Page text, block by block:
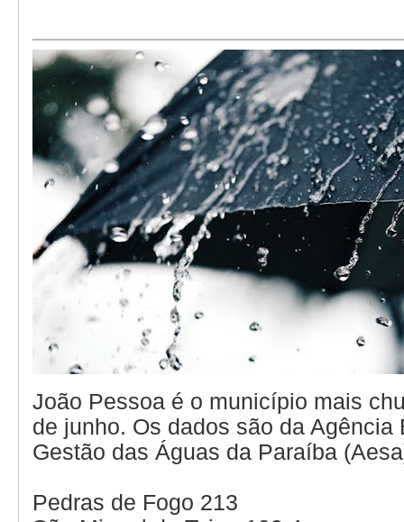
João Pessoa é o município mais
de junho. Os dados são da Agência
Gestão das Águas da Paraíba
Pedras de Fogo 213